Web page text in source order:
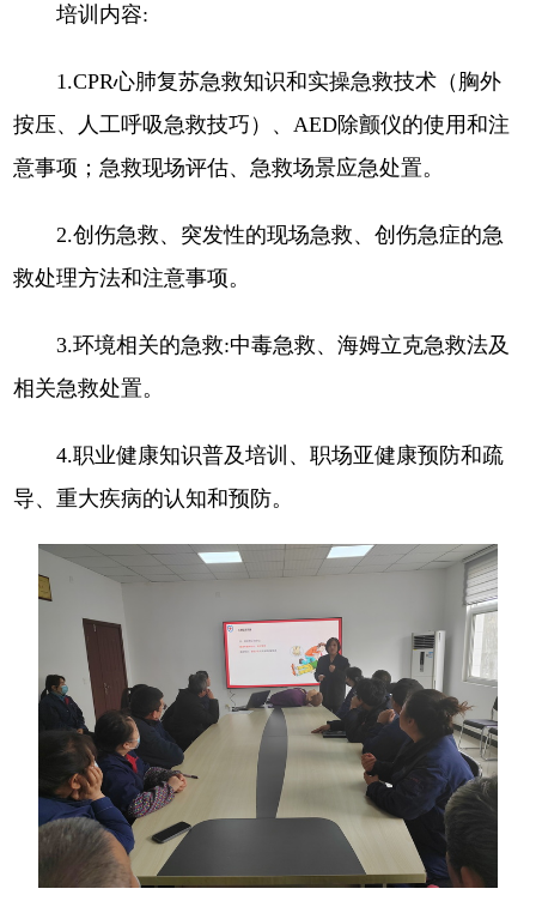
培训内容:
1.CPR心肺复苏急救知识和实操急救技术（胸外
按压、人工呼吸急救技巧）、AED除颤仪的使用和注
意事项；急救现场评估、急救场景应急处置。
2.创伤急救、突发性的现场急救、创伤急症的急
救处理方法和注意事项。
3.环境相关的急救:中毒急救、海姆立克急救法及
相关急救处置。
4.职业健康知识普及培训、职场亚健康预防和疏
导、重大疾病的认知和预防。